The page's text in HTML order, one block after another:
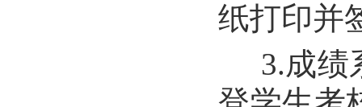
纸打印并
3.成绩